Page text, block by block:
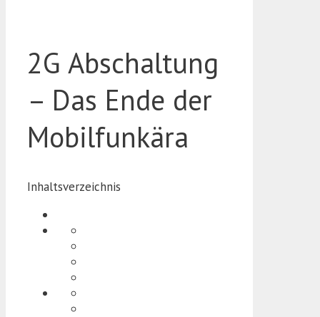
2G Abschaltung
– Das Ende der
Mobilfunkära
Inhaltsverzeichnis